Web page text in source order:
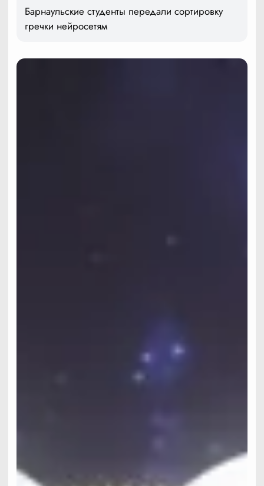
Барнаульские студенты передали сортировку
гречки нейросетям